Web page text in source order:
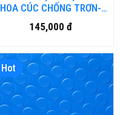
HOA CÚC CHỐNG TRƠN-
DN.01
145,000 đ
Hot